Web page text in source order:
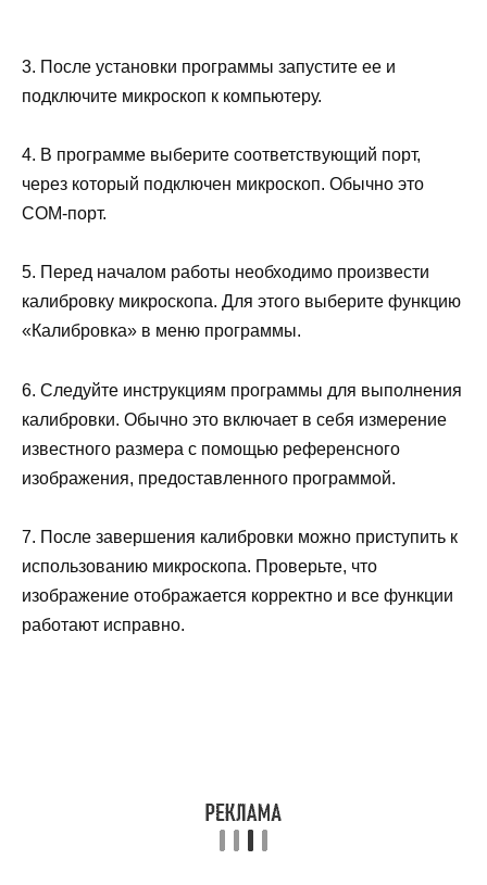
3. После установки программы запустите ее и
подключите микроскоп к компьютеру.
4. В программе выберите соответствующий порт,
через который подключен микроскоп. Обычно это
COM-порт.
5. Перед началом работы необходимо произвести
калибровку микроскопа. Для этого выберите функцию
«Калибровка» в меню программы.
6. Следуйте инструкциям программы для выполнения
калибровки. Обычно это включает в себя измерение
известного размера с помощью референсного
изображения, предоставленного программой.
7. После завершения калибровки можно приступить к
использованию микроскопа. Проверьте, что
изображение отображается корректно и все функции
работают исправно.